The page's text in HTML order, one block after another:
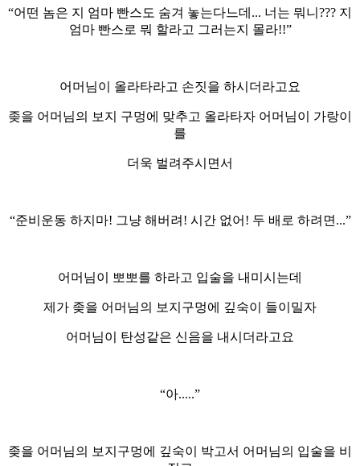
“어떤 놈은 지 엄마 빤스도 숨겨 놓는다느데... 너는 뭐니??? 지
엄마 빤스로 뭐 할라고 그러는지 몰라!!”
어머님이 올라타라고 손짓을 하시더라고요
좆을 어머님의 보지 구멍에 맞추고 올라타자 어머님이 가랑이
를
더욱 벌려주시면서
“준비운동 하지마! 그냥 해버려! 시간 없어! 두 배로 하려면...”
어머님이 뽀뽀를 하라고 입술을 내미시는데
제가 좆을 어머님의 보지구멍에 깊숙이 들이밀자
어머님이 탄성같은 신음을 내시더라고요
“아.....”
좆을 어머님의 보지구멍에 깊숙이 박고서 어머님의 입술을 비